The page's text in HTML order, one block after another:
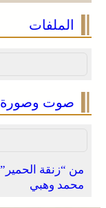
العرائش .. تخليد الذكرى الـ 448
القوات المسلحة
الملفات
صوت وصورة
من “زنقة
محمد وهبي